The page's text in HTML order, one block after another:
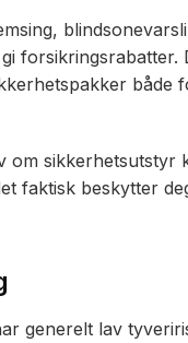
forsikringsrabatter.
både
om sikkerhetsutstyr
faktisk beskytter
generelt lav